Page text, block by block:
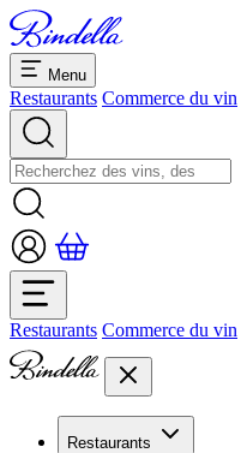
Menu
Restaurants Commerce du vin
Restaurants Commerce du vin
Restaurants